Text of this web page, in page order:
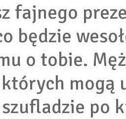
fajnego
będzie
o tobie.
mogą
po